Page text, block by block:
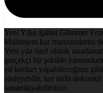
Yeni Yılın Işıltısı Glimmer
Muhteşem kar manzaralarını
Yeni yıla özel olarak
gerçekçi bir şekilde
yıl kartları yapabileceğiniz
süsleyebilir, her türlü
tamamlayabilirsiniz.